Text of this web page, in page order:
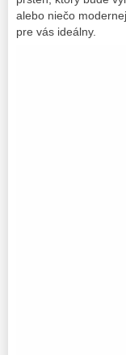
alebo niečo
pre vás ideálny.